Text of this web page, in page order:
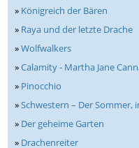
» Königreich der Bären
» Raya und der letzte Drache
»Wolfwalkers
»Calamity - Martha Jane
» Pinocchio
»Schwestern – Der Sommer,
» Der geheime Garten
» Drachenreiter